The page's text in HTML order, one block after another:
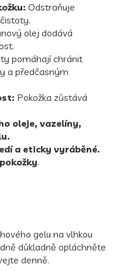
Odstraňuje
olej dodává
pomáhají chránit
a předčasným
Pokožka zůstává
oleje, vazelíny,
a eticky vyráběné.
.
gelu na vlhkou
důkladně opláchněte
denně.